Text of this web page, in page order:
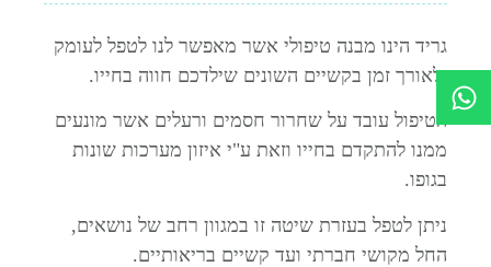
גריד הינו מבנה טיפולי אשר מאפשר לנו לטפל לעומק
ולאורך זמן בקשיים השונים שילדכם חווה בחייו.
הטיפול עובד על שחרור חסמים ורעלים אשר מונעים
ממנו להתקדם בחייו וזאת ע"י איזון מערכות שונות
בגופו.
ניתן לטפל בעזרת שיטה זו במגוון רחב של נושאים,
החל מקושי חברתי ועד קשיים בריאותיים.